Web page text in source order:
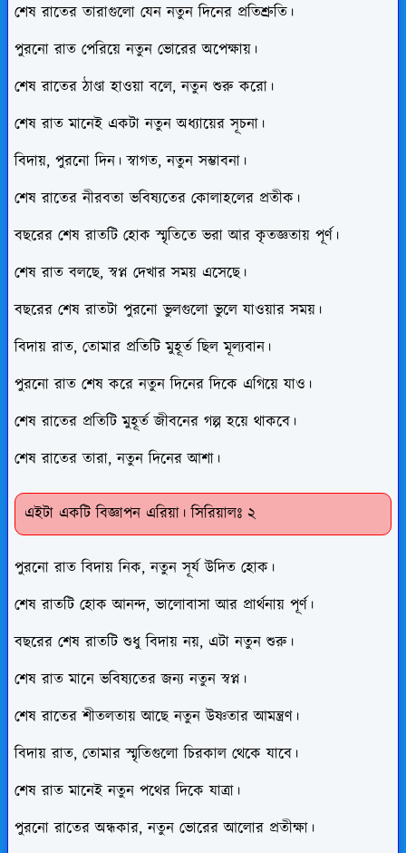
শেষ রাতের তারাগুলো যেন নতুন দিনের প্রতিশ্রুতি।
পুরনো রাত পেরিয়ে নতুন ভোরের অপেক্ষায়।
শেষ রাতের ঠাণ্ডা হাওয়া বলে, নতুন শুরু করো।
শেষ রাত মানেই একটা নতুন অধ্যায়ের সূচনা।
বিদায়, পুরনো দিন। স্বাগত, নতুন সম্ভাবনা।
শেষ রাতের নীরবতা ভবিষ্যতের কোলাহলের প্রতীক।
বছরের শেষ রাতটি হোক স্মৃতিতে ভরা আর কৃতজ্ঞতায় পূর্ণ।
শেষ রাত বলছে, স্বপ্ন দেখার সময় এসেছে।
বছরের শেষ রাতটা পুরনো ভুলগুলো ভুলে যাওয়ার সময়।
বিদায় রাত, তোমার প্রতিটি মুহূর্ত ছিল মূল্যবান।
পুরনো রাত শেষ করে নতুন দিনের দিকে এগিয়ে যাও।
শেষ রাতের প্রতিটি মুহূর্ত জীবনের গল্প হয়ে থাকবে।
শেষ রাতের তারা, নতুন দিনের আশা।
এইটা একটি বিজ্ঞাপন এরিয়া। সিরিয়ালঃ ২
পুরনো রাত বিদায় নিক, নতুন সূর্য উদিত হোক।
শেষ রাতটি হোক আনন্দ, ভালোবাসা আর প্রার্থনায় পূর্ণ।
বছরের শেষ রাতটি শুধু বিদায় নয়, এটা নতুন শুরু।
শেষ রাত মানে ভবিষ্যতের জন্য নতুন স্বপ্ন।
শেষ রাতের শীতলতায় আছে নতুন উষ্ণতার আমন্ত্রণ।
বিদায় রাত, তোমার স্মৃতিগুলো চিরকাল থেকে যাবে।
শেষ রাত মানেই নতুন পথের দিকে যাত্রা।
পুরনো রাতের অন্ধকার, নতুন ভোরের আলোর প্রতীক্ষা।